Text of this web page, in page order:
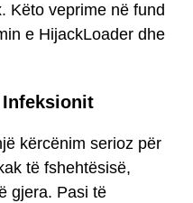
Këto veprime në fund
e HijackLoader dhe
kërcënim serioz për
të fshehtësisë,
gjera. Pasi të